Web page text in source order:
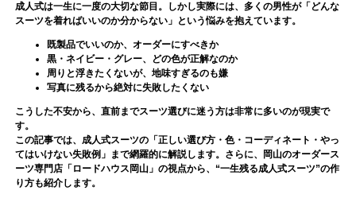
成人式は一生に一度の大切な節目。しかし実際には、多くの男性が「どんな
スーツを着ればいいのか分からない」という悩みを抱えています。
既製品でいいのか、オーダーにすべきか
黒・ネイビー・グレー、どの色が正解なのか
周りと浮きたくないが、地味すぎるのも嫌
写真に残るから絶対に失敗したくない
こうした不安から、直前までスーツ選びに迷う方は非常に多いのが現実で
す。
この記事では、成人式スーツの「正しい選び方・色・コーディネート・やっ
てはいけない失敗例」まで網羅的に解説します。さらに、岡山のオーダース
ーツ専門店「ロードハウス岡山」の視点から、“一生残る成人式スーツ”の作
り方も紹介します。